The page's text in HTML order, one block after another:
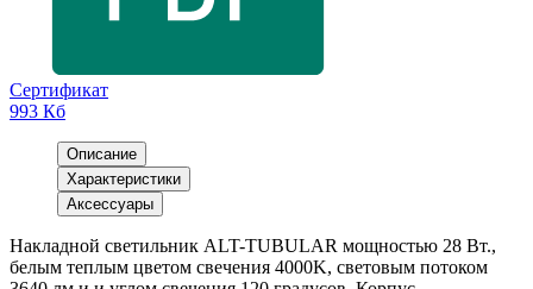
Сертификат
993 Кб
Описание
Характеристики
Аксессуары
Накладной светильник ALT-TUBULAR мощностью 28 Вт.,
белым теплым цветом свечения 4000K, световым потоком